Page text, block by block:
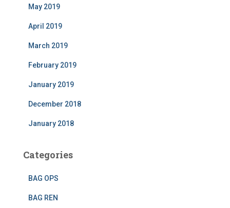
May 2019
April 2019
March 2019
February 2019
January 2019
December 2018
January 2018
Categories
BAG OPS
BAG REN